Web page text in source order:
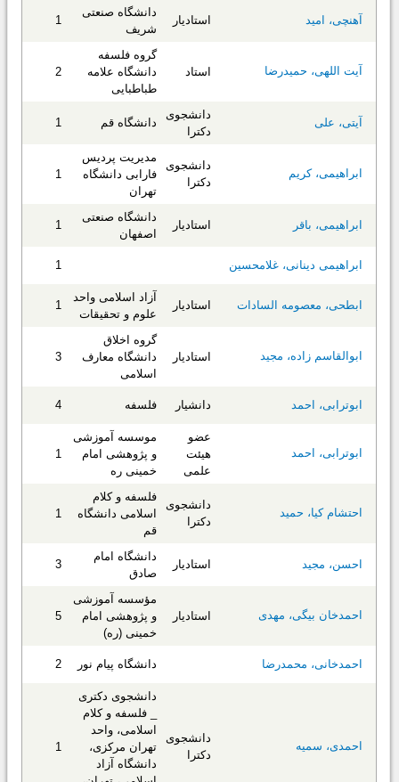
آهنچی، امید استادیار
دانشگاه صنعتی
شریف
1
آیت اللهی، حمیدرضا استاد
گروه فلسفه
دانشگاه علامه
طباطبایی
2
آیتی، علی
دانشجوی
دکترا
دانشگاه قم 1
ابراهیمی، کریم
دانشجوی
دکترا
مدیریت پردیس
فارابی دانشگاه
تهران
1
ابراهیمی، باقر استادیار
دانشگاه صنعتی
اصفهان
1
ابراهیمی دینانی، غلامحسین 1
ابطحی، معصومه السادات استادیار
آزاد اسلامی واحد
علوم و تحقیقات
1
ابوالقاسم زاده، مجید استادیار
گروه اخلاق
دانشگاه معارف
اسلامی
3
ابوترابی، احمد دانشیار فلسفه 4
ابوترابی، احمد
عضو
هیئت
علمی
موسسه آموزشی
و پژوهشی امام
خمینی ره
1
احتشام کیا، حمید
دانشجوی
دکترا
فلسفه و کلام
اسلامی دانشگاه
قم
1
احسن، مجید استادیار
دانشگاه امام
صادق
3
احمدخان بیگی، مهدی استادیار
مؤسسه آموزشی
و پژوهشی امام
خمینی (ره)
5
احمدخانی، محمدرضا دانشگاه پیام نور 2
احمدی، سمیه
دانشجوی
دکترا
دانشجوی دکتری
_ فلسفه و کلام
اسلامی، واحد
تهران مرکزی،
دانشگاه آزاد
1